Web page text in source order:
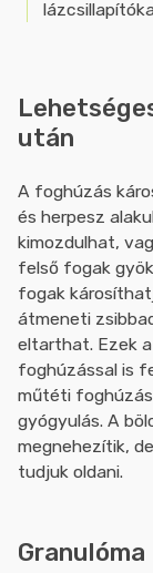
után
A foghúzás
és herpesz
kimozdulhat,
felső fogak
fogak
átmeneti
eltarthat. Ezek
foghúzással is
műtéti
gyógyulás. A
megnehezítik,
tudjuk oldani.
Granulóma